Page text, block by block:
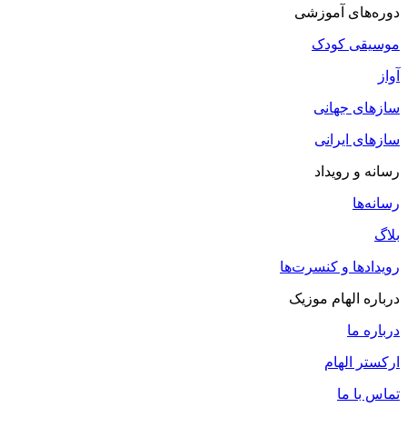
دوره‌های آموزشی
موسیقی کودک
آواز
سازهای جهانی
سازهای ایرانی
رسانه و رویداد
رسانه‌ها
بلاگ
رویدادها و کنسرت‌ها
درباره الهام موزیک
درباره ما
ارکستر الهام
تماس با ما